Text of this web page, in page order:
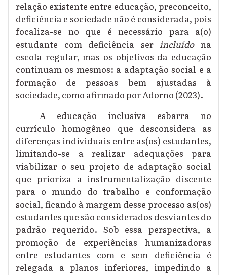
relação existente entre educação, preconceito,
deficiência e sociedade não é considerada, pois
focaliza-se no que é necessário para a(o)
estudante com deficiência ser incluídona
escola regular, mas os objetivos da educação
continuam os mesmos: a adaptação social e a
formação de pessoas bem ajustadas à
sociedade, como afirmado por Adorno (2023).
A educação inclusiva esbarra no
currículo homogêneo que desconsidera as
diferenças individuais entre as(os) estudantes,
limitando-se a realizar adequações para
viabilizar o seu projeto de adaptação social
que prioriza a instrumentalização discente
para o mundo do trabalho e conformação
social, ficando à margem desse processo as(os)
estudantes que são considerados desviantes do
padrão requerido. Sob essa perspectiva, a
promoção de experiências humanizadoras
entre estudantes com e sem deficiência é
relegada a planos inferiores, impedindo a